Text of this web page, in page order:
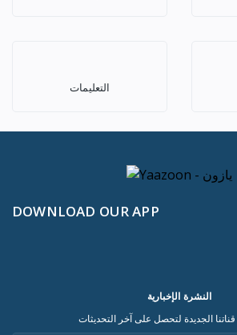
التعليمات
DOWNLOAD OUR APP
النشرة الإخبارية
الجديدة لتحصل على آخر التحديثات